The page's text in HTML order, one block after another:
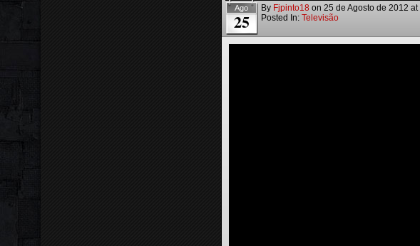
Ago
25
By Fjpinto18 on 25 de Agosto de 2012 at
Posted In: Televisão